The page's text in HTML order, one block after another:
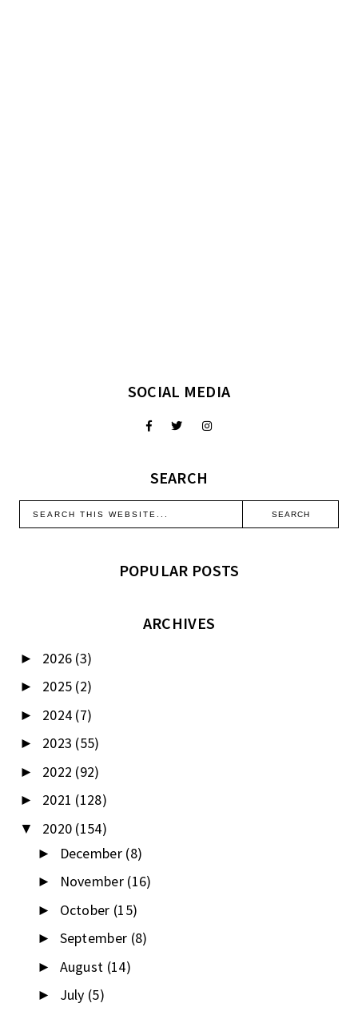
SOCIAL MEDIA
SEARCH
POPULAR POSTS
ARCHIVES
► 2026 (3)
► 2025 (2)
► 2024 (7)
► 2023 (55)
► 2022 (92)
► 2021 (128)
▼ 2020 (154)
► December (8)
► November (16)
► October (15)
► September (8)
► August (14)
► July (5)